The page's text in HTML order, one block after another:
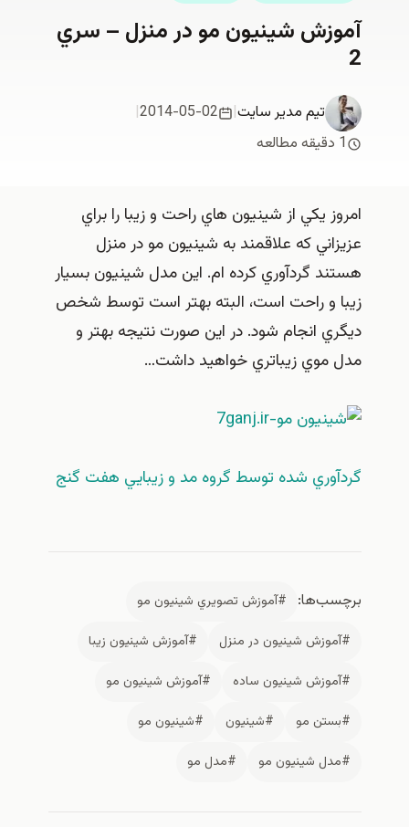
آموزش شينيون مو در منزل – سري
2
تیم مدیر سایت|
2014-05-02
|
1 دقیقه مطالعه
امروز يكي از شينيون هاي راحت و زيبا را براي
عزيزاني كه علاقمند به شينيون مو در منزل
هستند گردآوري كرده ام. اين مدل شينيون بسيار
زيبا و راحت است، البته بهتر است توسط شخص
ديگري انجام شود. در اين صورت نتيجه بهتر و
مدل موي زيباتري خواهيد داشت…
گردآوري شده توسط گروه مد و زيبايي هفت گنج
برچسب‌ها:
#آموزش تصويري شينيون مو
#آموزش شينيون در منزل
#آموزش شينيون زيبا
#آموزش شينيون ساده
#آموزش شينيون مو
#بستن مو
#شينيون
#شينيون مو
#مدل شينيون مو
#مدل مو